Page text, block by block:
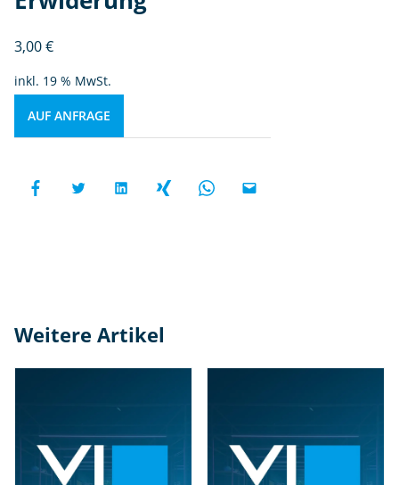
3,00€
inkl. 19 % MwSt.
AUF ANFRAGE
Weitere Artikel